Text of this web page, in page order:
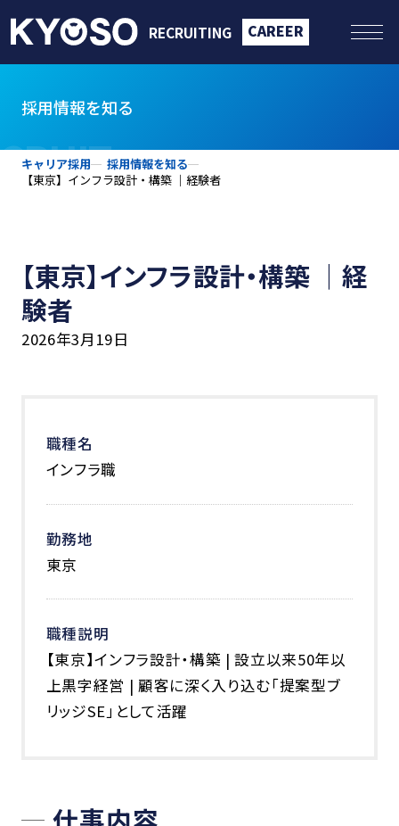
RECRUITING CAREER
採用情報を知る
キャリア採用
採用情報を知る
【東京】インフラ設計・構築 ｜経験者
【東京】インフラ設計・構築 ｜経
験者
2026年3月19日
職種名
インフラ職
勤務地
東京
職種説明
【東京】インフラ設計・構築 | 設立以来50年以
上黒字経営 | 顧客に深く入り込む「提案型ブ
リッジSE」として活躍